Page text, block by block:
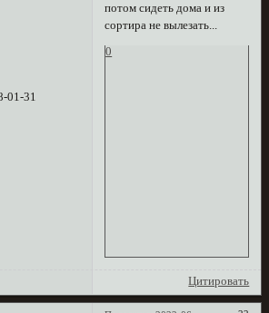
01-31
потом сидеть дома и из
сортира не вылезать...
0
Цитировать